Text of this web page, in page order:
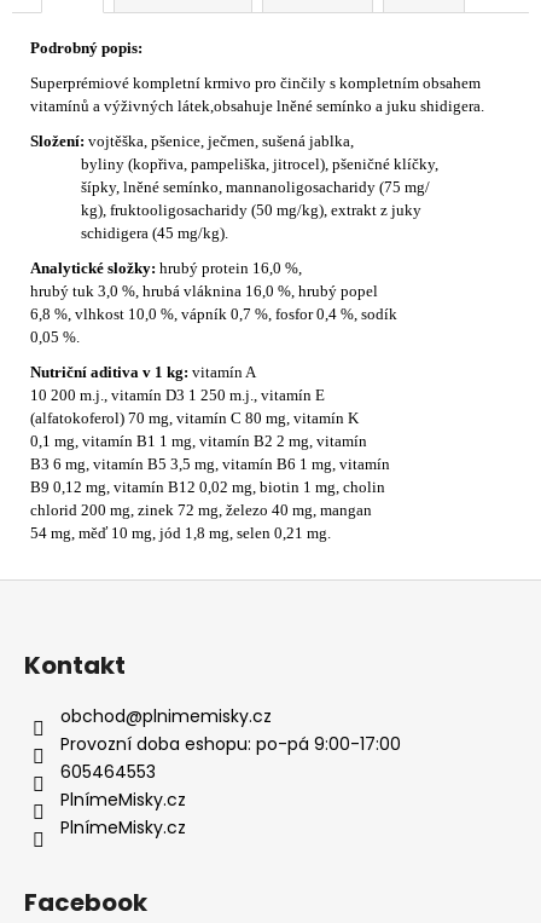
Podrobný popis:
Superprémiové kompletní krmivo pro činčily s kompletním obsahem
vitamínů a výživných látek,obsahuje lněné semínko a juku shidigera.
Složení: vojtěška, pšenice, ječmen, sušená jablka,
byliny (kopřiva, pampeliška, jitrocel), pšeničné klíčky,
šípky, lněné semínko, mannanoligosacharidy (75 mg/
kg), fruktooligosacharidy (50 mg/kg), extrakt z juky
schidigera (45 mg/kg).
Analytické složky: hrubý protein 16,0 %,
hrubý tuk 3,0 %, hrubá vláknina 16,0 %, hrubý popel
6,8 %, vlhkost 10,0 %, vápník 0,7 %, fosfor 0,4 %, sodík
0,05 %.
Nutriční aditiva v 1 kg: vitamín A
10 200 m.j., vitamín D3 1 250 m.j., vitamín E
(alfatokoferol) 70 mg, vitamín C 80 mg, vitamín K
0,1 mg, vitamín B1 1 mg, vitamín B2 2 mg, vitamín
B3 6 mg, vitamín B5 3,5 mg, vitamín B6 1 mg, vitamín
B9 0,12 mg, vitamín B12 0,02 mg, biotin 1 mg, cholin
chlorid 200 mg, zinek 72 mg, železo 40 mg, mangan
54 mg, měď 10 mg, jód 1,8 mg, selen 0,21 mg.
Z
Kontakt
obchod@plnimemisky.cz
Provozní doba eshopu: po-pá 9:00-17:00
605464553
PlnímeMisky.cz
PlnímeMisky.cz
Facebook